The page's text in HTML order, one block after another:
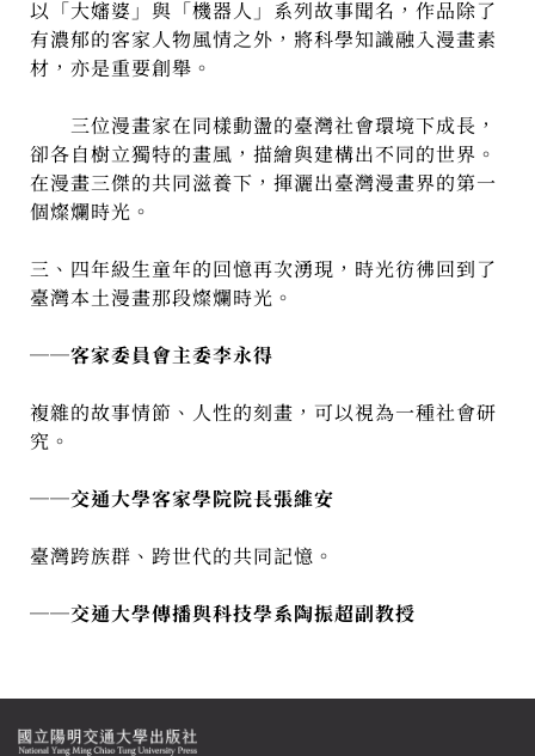
以「大嬸婆」與「機器人」系列故事聞名，作品除了
有濃郁的客家人物風情之外，將科學知識融入漫畫素
材，亦是重要創舉。
三位漫畫家在同樣動盪的臺灣社會環境下成長，
卻各自樹立獨特的畫風，描繪與建構出不同的世界。
在漫畫三傑的共同滋養下，揮灑出臺灣漫畫界的第一
個燦爛時光。
三、四年級生童年的回憶再次湧現，時光彷彿回到了
臺灣本土漫畫那段燦爛時光。
──客家委員會主委李永得
複雜的故事情節、人性的刻畫，可以視為一種社會研
究。
──交通大學客家學院院長張維安
臺灣跨族群、跨世代的共同記憶。
──交通大學傳播與科技學系陶振超副教授